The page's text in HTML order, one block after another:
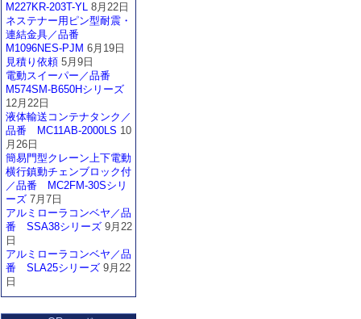
M227KR-203T-YL 8月22日
ネステナー用ピン型耐震・
連結金具／品番
M1096NES-PJM 6月19日
見積り依頼 5月9日
電動スイーパー／品番
M574SM-B650Hシリーズ
12月22日
液体輸送コンテナタンク／
品番 MC11AB-2000LS 10
月26日
簡易門型クレーン上下電動
横行鎮動チェンブロック付
／品番 MC2FM-30Sシリ
ーズ 7月7日
アルミローラコンベヤ／品
番 SSA38シリーズ 9月22
日
アルミローラコンベヤ／品
番 SLA25シリーズ 9月22
日